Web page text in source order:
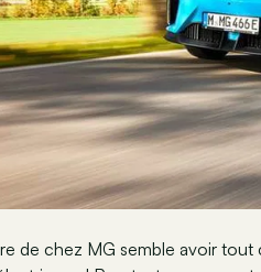
de chez MG semble avoir